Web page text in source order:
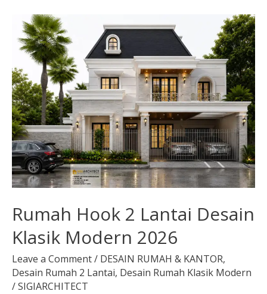
Rumah Hook 2 Lantai Desain
Klasik Modern 2026
Leave a Comment/ DESAIN RUMAH & KANTOR,
Desain Rumah 2 Lantai, Desain Rumah Klasik Modern
/SIGIARCHITECT
Rumah
Hook
Lantai
Desain
Klasik
Modern
2026